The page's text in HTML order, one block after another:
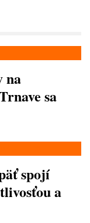
na
sa
spojí
a